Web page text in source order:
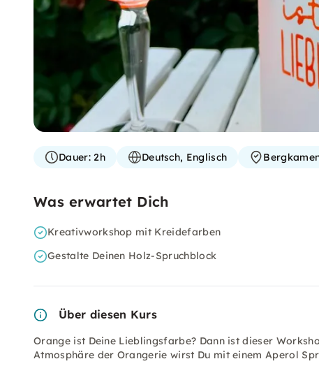
Dauer:2h Deutsch, Englisch
Was erwartet Dich
Kreativworkshop mit Kreidefarben
Gestalte Deinen Holz-Spruchblock
Über diesen Kurs
Orange ist Deine Lieblingsfarbe? Dann ist dieser
Atmosphäre der Orangerie wirst Du mit einem Aperol